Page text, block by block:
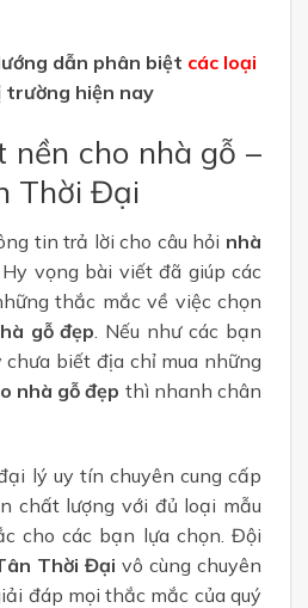
dẫn phân biệt các loại
hiện nay
nền cho nhà gỗ –
Thời Đại
tin trả lời cho câu hỏi nhà
. Hy vọng bài viết đã giúp các
thắc mắc về việc chọn
gỗ đẹp . Nếu như các bạn
biết địa chỉ mua những
nhà gỗ đẹp thì nhanh chân
lý uy tín chuyên cung cấp
chất lượng với đủ loại mẫu
cho các bạn lựa chọn. Đội
Thời Đại vô cùng chuyên
đáp mọi thắc mắc của quý